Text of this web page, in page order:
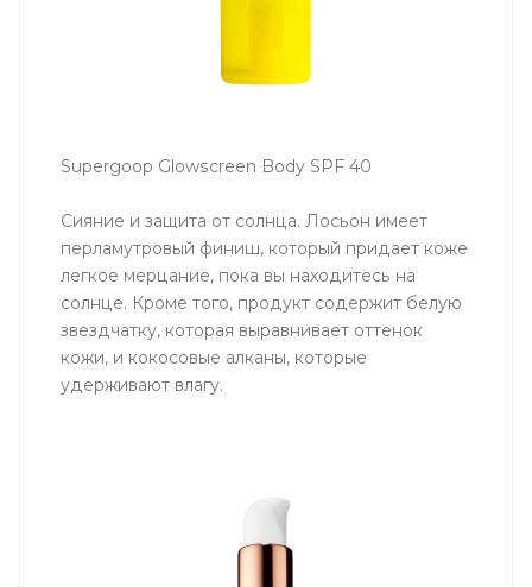
Supergoop Glowscreen Body SPF 40
Сияние и защита от солнца. Лосьон имеет
перламутровый финиш, который придает коже
легкое мерцание, пока вы находитесь на
солнце. Кроме того, продукт содержит белую
звездчатку, которая выравнивает оттенок
кожи, и кокосовые алканы, которые
удерживают влагу.